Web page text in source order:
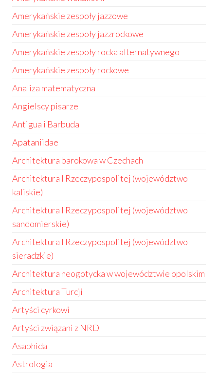
Amerykańskie zespoły jazzowe
Amerykańskie zespoły jazzrockowe
Amerykańskie zespoły rocka alternatywnego
Amerykańskie zespoły rockowe
Analiza matematyczna
Angielscy pisarze
Antigua i Barbuda
Apataniidae
Architektura barokowa w Czechach
Architektura I Rzeczypospolitej (województwo
kaliskie)
Architektura I Rzeczypospolitej (województwo
sandomierskie)
Architektura I Rzeczypospolitej (województwo
sieradzkie)
Architektura neogotycka w województwie opolskim
Architektura Turcji
Artyści cyrkowi
Artyści związani z NRD
Asaphida
Astrologia